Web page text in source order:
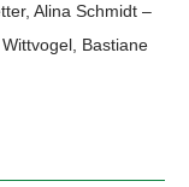
Alina Schmidt –
Bastiane